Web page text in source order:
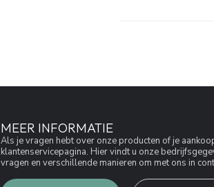
MEER INFORMATIE
Als je vragen hebt over onze producten of je
klantenservicepagina. Hier vindt u onze
vragen en verschillende manieren om met ons in